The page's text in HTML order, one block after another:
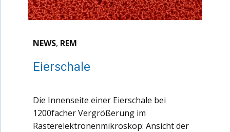
NEWS, REM
Eierschale
Die Innenseite einer Eierschale bei
1200facher Vergrößerung im
Rasterelektronenmikroskop: Ansicht der